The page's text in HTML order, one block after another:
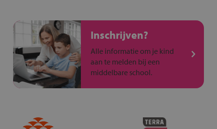
Inschrijven?
Alle informatie om je kind
aan te melden bij een
middelbare school.